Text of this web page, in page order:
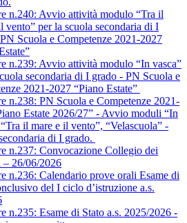
n.240: Avvio attività modulo “Tra il
vento” per la scuola secondaria di I
Scuola e Competenze 2021-2027
n.239: Avvio attività modulo “In vasca”
secondaria di I grado - PN Scuola e
2021-2027 “Piano Estate”
n.238: PN Scuola e Competenze 2021-
Estate 2026/27” - Avvio moduli “In
il mare e il vento”, “Velascuola” -
di I grado.
n.237: Convocazione Collegio dei
– 26/06/2026
n.236: Calendario prove orali Esame di
del I ciclo d’istruzione a.s.
n.235: Esame di Stato a.s. 2025/2026 -